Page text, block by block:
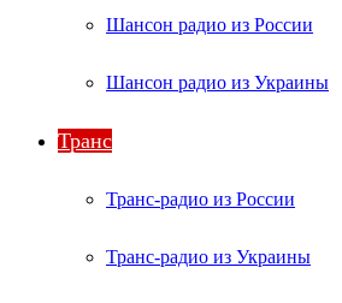
Шансон радио из России
Шансон радио из Украины
Транс
Транс-радио из России
Транс-радио из Украины